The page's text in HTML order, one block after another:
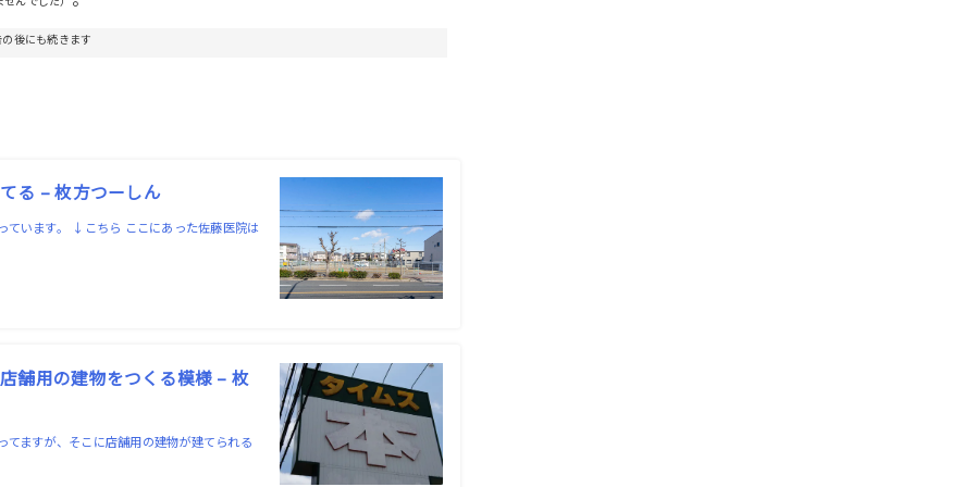
後にも続きます
る – 枚方つーしん
ています。 ↓こちら ここにあった佐藤医院は
舗用の建物をつくる模様 – 枚
ますが、そこに店舗用の建物が建てられる